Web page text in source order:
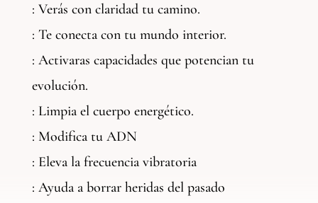
: Verás con claridad tu camino.
: Te conecta con tu mundo interior.
: Activaras capacidades que potencian tu
evolución.
: Limpia el cuerpo energético.
: Modifica tu ADN
: Eleva la frecuencia vibratoria
: Ayuda a borrar heridas del pasado